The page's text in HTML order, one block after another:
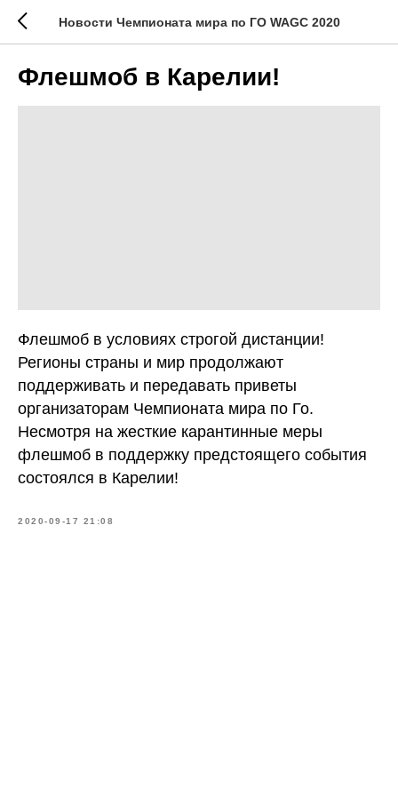
Новости Чемпионата мира по ГО WAGC 2020
Флешмоб в Карелии!
Флешмоб в условиях строгой дистанции!
Регионы страны и мир продолжают
поддерживать и передавать приветы
организаторам Чемпионата мира по Го.
Несмотря на жесткие карантинные меры
флешмоб в поддержку предстоящего события
состоялся в Карелии!
2020-09-17 21:08